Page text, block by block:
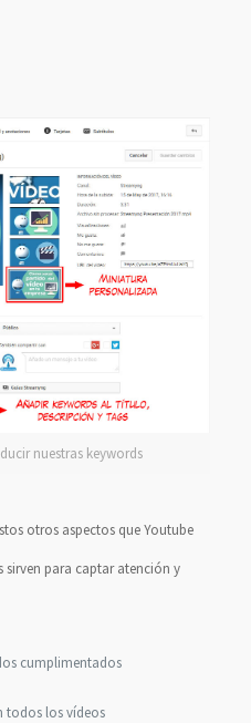
nuestras keywords
otros aspectos que Youtube
sirven para captar atención y
cumplimentados
todos los vídeos